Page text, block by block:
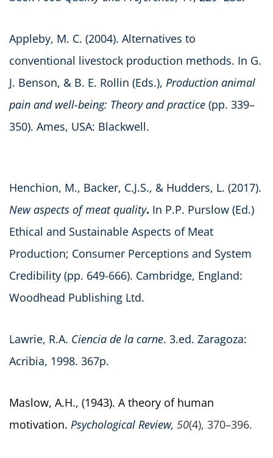
Appleby, M. C. (2004). Alternatives to
conventional livestock production methods. In G.
J. Benson, & B. E. Rollin (Eds.), Production animal
pain and well-being: Theory and practice (pp. 339–
350). Ames, USA: Blackwell.
Henchion, M., Backer, C.J.S., & Hudders, L. (2017).
New aspects of meat quality. In P.P. Purslow (Ed.)
Ethical and Sustainable Aspects of Meat
Production; Consumer Perceptions and System
Credibility (pp. 649-666). Cambridge, England:
Woodhead Publishing Ltd.
Lawrie, R.A. Ciencia de la carne. 3.ed. Zaragoza:
Acribia, 1998. 367p.
Maslow, A.H., (1943). A theory of human
motivation. Psychological Review, 50(4), 370–396.